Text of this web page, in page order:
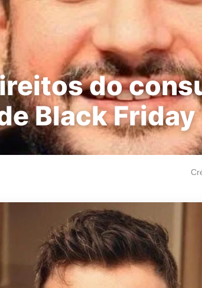
do
Black Friday